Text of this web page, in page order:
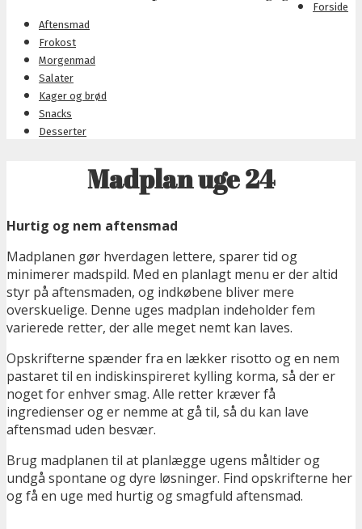
Forside
Aftensmad
Frokost
Morgenmad
Salater
Kager og brød
Snacks
Desserter
Madplan uge 24
Hurtig og nem aftensmad
Madplanen gør hverdagen lettere, sparer tid og
minimerer madspild. Med en planlagt menu er der altid
styr på aftensmaden, og indkøbene bliver mere
overskuelige. Denne uges madplan indeholder fem
varierede retter, der alle meget nemt kan laves.
Opskrifterne spænder fra en lækker risotto og en nem
pastaret til en indiskinspireret kylling korma, så der er
noget for enhver smag. Alle retter kræver få
ingredienser og er nemme at gå til, så du kan lave
aftensmad uden besvær.
Brug madplanen til at planlægge ugens måltider og
undgå spontane og dyre løsninger. Find opskrifterne her
og få en uge med hurtig og smagfuld aftensmad.